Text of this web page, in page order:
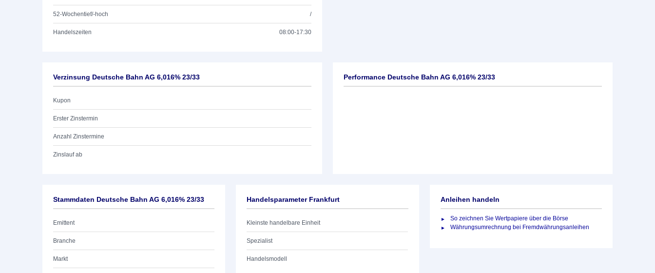
52-Wochentief/-hoch /
Handelszeiten 08:00-17:30
Verzinsung Deutsche Bahn AG 6,016% 23/33
Kupon
Erster Zinstermin
Anzahl Zinstermine
Zinslauf ab
Performance Deutsche Bahn AG 6,016% 23/33
Stammdaten Deutsche Bahn AG 6,016% 23/33
Emittent
Branche
Markt
Handelsparameter Frankfurt
Kleinste handelbare Einheit
Spezialist
Handelsmodell
Anleihen handeln
So zeichnen Sie Wertpapiere über die Börse
Währungsumrechnung bei Fremdwährungsanleihen